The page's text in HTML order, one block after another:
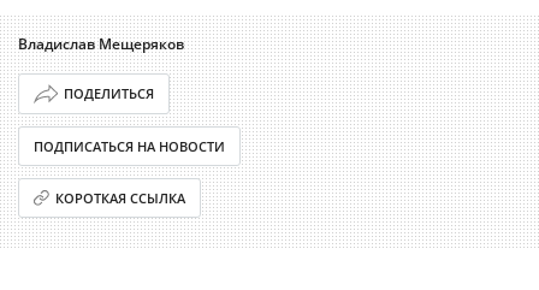
Владислав Мещеряков
ПОДЕЛИТЬСЯ
ПОДПИСАТЬСЯ НА НОВОСТИ
КОРОТКАЯ ССЫЛКА